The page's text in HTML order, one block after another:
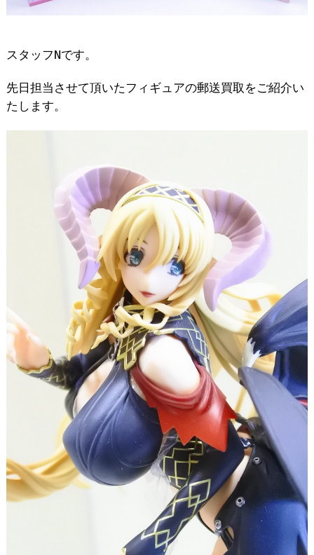
スタッフNです。
先日担当させて頂いたフィギュアの郵送買取をご紹介い
たします。